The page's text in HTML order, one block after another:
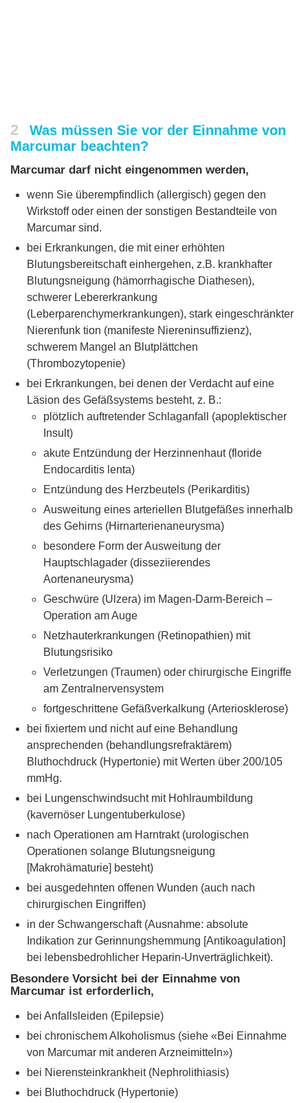
2
Was müssen Sie vor der Einnahme von
Marcumar beachten?
Marcumar darf nicht eingenommen werden,
wenn Sie überempfindlich (allergisch) gegen den
Wirkstoff oder einen der sonstigen Bestandteile von
Marcumar sind.
bei Erkrankungen, die mit einer erhöhten
Blutungsbereitschaft einhergehen, z.B. krankhafter
Blutungsneigung (hämorrhagische Diathesen),
schwerer Lebererkrankung
(Leberparenchymerkrankungen), stark eingeschränkter
Nierenfunk tion (manifeste Niereninsuffizienz),
schwerem Mangel an Blutplättchen
(Thrombozytopenie)
bei Erkrankungen, bei denen der Verdacht auf eine
Läsion des Gefäßsystems besteht, z. B.:
plötzlich auftretender Schlaganfall (apoplektischer
Insult)
akute Entzündung der Herzinnenhaut (floride
Endocarditis lenta)
Entzündung des Herzbeutels (Perikarditis)
Ausweitung eines arteriellen Blutgefäßes innerhalb
des Gehirns (Hirnarterienaneurysma)
besondere Form der Ausweitung der
Hauptschlagader (disseziierendes
Aortenaneurysma)
Geschwüre (Ulzera) im Magen-Darm-Bereich –
Operation am Auge
Netzhauterkrankungen (Retinopathien) mit
Blutungsrisiko
Verletzungen (Traumen) oder chirurgische Eingriffe
am Zentralnervensystem
fortgeschrittene Gefäßverkalkung (Arteriosklerose)
bei fixiertem und nicht auf eine Behandlung
ansprechenden (behandlungsrefraktärem)
Bluthochdruck (Hypertonie) mit Werten über 200/105
mmHg.
bei Lungenschwindsucht mit Hohlraumbildung
(kavernöser Lungentuberkulose)
nach Operationen am Harntrakt (urologischen
Operationen solange Blutungsneigung
[Makrohämaturie] besteht)
bei ausgedehnten offenen Wunden (auch nach
chirurgischen Eingriffen)
in der Schwangerschaft (Ausnahme: absolute
Indikation zur Gerinnungshemmung [Antikoagulation]
bei lebensbedrohlicher Heparin-Unverträglichkeit).
Besondere Vorsicht bei der Einnahme von
Marcumar ist erforderlich,
bei Anfallsleiden (Epilepsie)
bei chronischem Alkoholismus (siehe «Bei Einnahme
von Marcumar mit anderen Arzneimitteln»)
bei Nierensteinkrankheit (Nephrolithiasis)
bei Bluthochdruck (Hypertonie)